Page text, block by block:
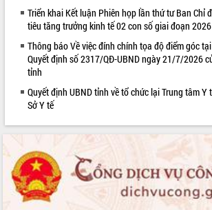
Kỳ họp thứ Hai, Hội đồng nhân dân
tỉnh khóa XI quyết nghị nhiều nội dung
Bí thư Tỉnh ủy Lương Nguyễn Minh
Triết thăm, tặng quà người có công với
Rà soát, hoàn thiện hệ thống thiết chế
phát triển mới
mặt Đoàn chuyên gia y tế TP. Hồ Chí
Minh
Lễ truy điệu và an táng hài cốt liệt sĩ
tại Nghĩa trang Liệt sĩ xã Sơn Hòa
Triển khai Kết luận Phiên họp lần thứ tư Ban Chỉ
tiêu tăng trưởng kinh tế 02 con số giai đoạn
Thông báo Về việc đính chính tọa độ điểm góc
Quyết định số 2317/QĐ-UBND ngày 21/7/2026
tỉnh
Quyết định UBND tỉnh về tổ chức lại Trung tâm Y
Sở Y tế